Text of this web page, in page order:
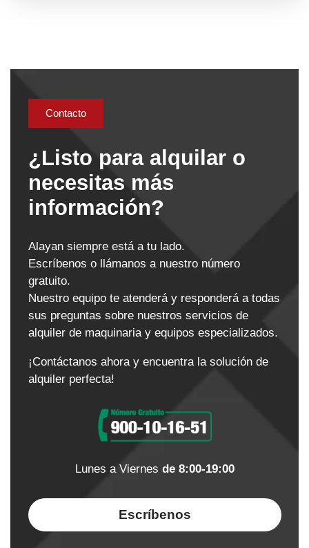
Contacto
¿Listo para alquilar o
necesitas más
información?
Alayan siempre está a tu lado.
Escríbenos o llámanos a nuestro número
gratuito.
Nuestro equipo te atenderá y responderá a todas
sus preguntas sobre nuestros servicios de
alquiler de maquinaria y equipos especializados.
¡Contáctanos ahora y encuentra la solución de
alquiler perfecta!
Lunes a Viernes de 8:00-19:00
Escríbenos